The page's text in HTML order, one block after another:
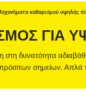
καθαρισμού υψηλής
ΓΙΑ
δυνατότητα
σημείων.